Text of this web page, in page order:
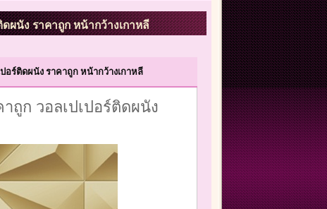
ดผนัง ราคาถูก หน้ากว้างเกาหลี
อร์ติดผนัง ราคาถูก หน้ากว้างเกาหลี
าถูก วอลเปเปอร์ติดผนัง